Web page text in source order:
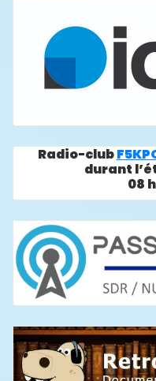
Radio-club
durant
08